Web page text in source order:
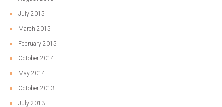
July 2015
March 2015
February 2015
October 2014
May 2014
October 2013
July 2013